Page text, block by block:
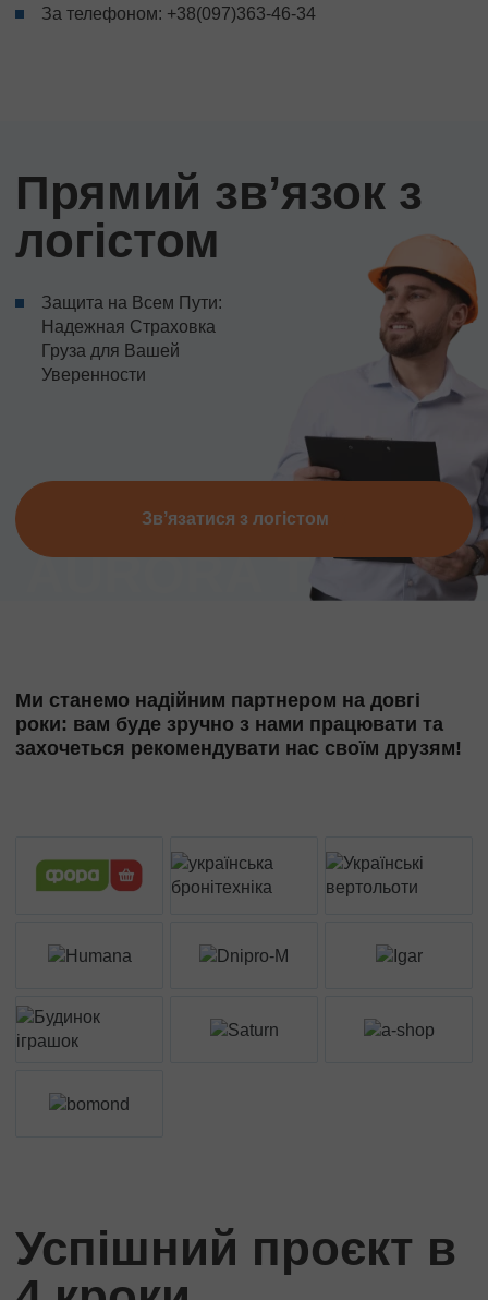
За телефоном: +38(097)363-46-34
Прямий звʼязок з
логістом
Защита на Всем Пути:
Надежная Страховка
Груза для Вашей
Уверенности
Звʼязатися з логістом
Ми станемо надійним партнером на довгі
роки: вам буде зручно з нами працювати та
захочеться рекомендувати нас своїм друзям!
Успішний проєкт в